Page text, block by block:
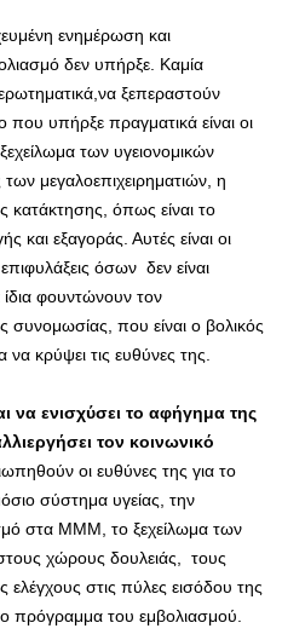
ενημέρωση και
δεν υπήρξε. Καμία
ξεπεραστούν
που υπήρξε πραγματικά είναι οι
των υγειονομικών
μεγαλοεπιχειρηματιών, η
κατάκτησης, όπως είναι το
και εξαγοράς. Αυτές είναι οι
όσων δεν είναι
φουντώνουν τον
συνομωσίας, που είναι ο βολικός
κρύψει τις ευθύνες της.
να ενισχύσει το αφήγημα της
τον κοινωνικό
οι ευθύνες της για το
σύστημα υγείας, την
στα ΜΜΜ, το ξεχείλωμα των
χώρους δουλειάς, τους
ελέγχους στις πύλες εισόδου της
πρόγραμμα του εμβολιασμού.